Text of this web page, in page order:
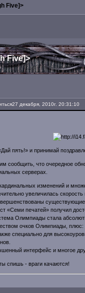
Five]>
Five]>
27 декабря, 2010г. 20:31:10
пять!» и принимай
сообщить, что очередное
серверах.
изменений и
увеличилась
«Семи печатей» получил
Олимпиады стала
очков Олимпиады,
специально для
интерфейс и многое
спишь - враги качаются!